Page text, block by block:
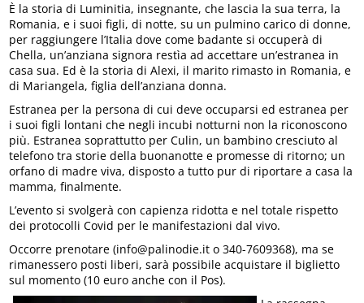
È la storia di Luminitia, insegnante, che lascia la sua terra, la
Romania, e i suoi figli, di notte, su un pulmino carico di donne,
per raggiungere l’Italia dove come badante si occuperà di
Chella, un’anziana signora restìa ad accettare un’estranea in
casa sua. Ed è la storia di Alexi, il marito rimasto in Romania, e
di Mariangela, figlia dell’anziana donna.
Estranea per la persona di cui deve occuparsi ed estranea per
i suoi figli lontani che negli incubi notturni non la riconoscono
più. Estranea soprattutto per Culin, un bambino cresciuto al
telefono tra storie della buonanotte e promesse di ritorno; un
orfano di madre viva, disposto a tutto pur di riportare a casa la
mamma, finalmente.
L’evento si svolgerà con capienza ridotta e nel totale rispetto
dei protocolli Covid per le manifestazioni dal vivo.
Occorre prenotare (info@palinodie.it o 340-7609368), ma se
rimanessero posti liberi, sarà possibile acquistare il biglietto
sul momento (10 euro anche con il Pos).